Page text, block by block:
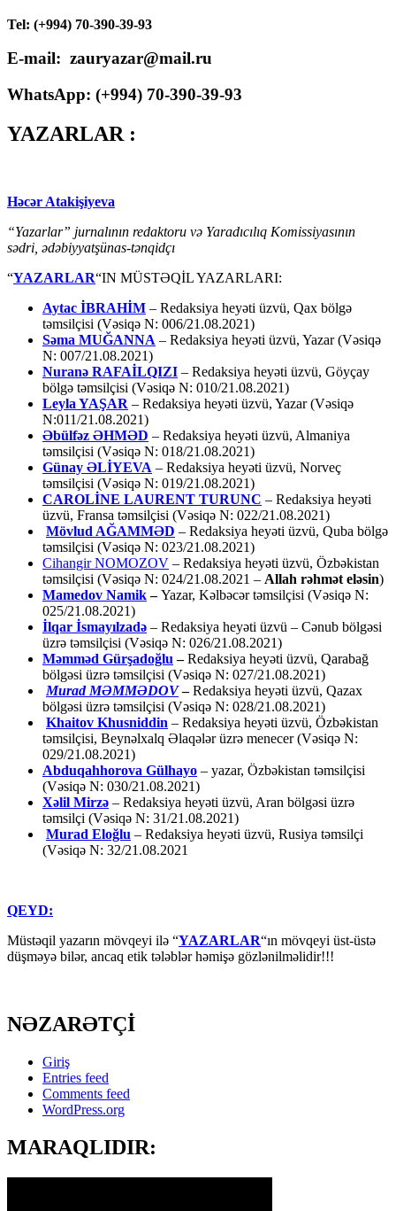
Tel: (+994) 70-390-39-93
E-mail: zauryazar@mail.ru
WhatsApp: (+994) 70-390-39-93
YAZARLAR :
Həcər Atakişiyeva
“Yazarlar” jurnalının redaktoru və Yaradıcılıq Komissiyasının
sədri, ədəbiyyatşünas-tənqidçı
“YAZARLAR“IN MÜSTƏQİL YAZARLARI:
Aytac İBRAHİM – Redaksiya heyəti üzvü, Qax bölgə
təmsilçisi (Vəsiqə N: 006/21.08.2021)
Səma MUĞANNA – Redaksiya heyəti üzvü, Yazar (Vəsiqə
N: 007/21.08.2021)
Nuranə RAFAİLQIZI – Redaksiya heyəti üzvü, Göyçay
bölgə təmsilçisi (Vəsiqə N: 010/21.08.2021)
Leyla YAŞAR – Redaksiya heyəti üzvü, Yazar (Vəsiqə
N:011/21.08.2021)
Əbülfəz ƏHMƏD – Redaksiya heyəti üzvü, Almaniya
təmsilçisi (Vəsiqə N: 018/21.08.2021)
Günay ƏLİYEVA – Redaksiya heyəti üzvü, Norveç
təmsilçisi (Vəsiqə N: 019/21.08.2021)
CAROLİNE LAURENT TURUNC – Redaksiya heyəti
üzvü, Fransa təmsilçisi (Vəsiqə N: 022/21.08.2021)
Mövlud AĞAMMƏD – Redaksiya heyəti üzvü, Quba bölgə
təmsilçisi (Vəsiqə N: 023/21.08.2021)
Cihangir NOMOZOV – Redaksiya heyəti üzvü, Özbəkistan
təmsilçisi (Vəsiqə N: 024/21.08.2021 – Allah rəhmət eləsin)
Mamedov Namik–Yazar, Kəlbəcər təmsilçisi (Vəsiqə N:
025/21.08.2021)
İlqar İsmayılzadə – Redaksiya heyəti üzvü – Cənub bölgəsi
üzrə təmsilçisi (Vəsiqə N: 026/21.08.2021)
Məmməd Gürşadoğlu –Redaksiya heyəti üzvü, Qarabağ
bölgəsi üzrə təmsilçisi (Vəsiqə N: 027/21.08.2021)
Murad MƏMMƏDOV –Redaksiya heyəti üzvü, Qazax
bölgəsi üzrə təmsilçisi (Vəsiqə N: 028/21.08.2021)
Khaitov Khusniddin – Redaksiya heyəti üzvü, Özbəkistan
təmsilçisi, Beynəlxalq Əlaqələr üzrə menecer (Vəsiqə N:
029/21.08.2021)
Abduqahhorova Gülhayo – yazar, Özbəkistan təmsilçisi
(Vəsiqə N: 030/21.08.2021)
Xəlil Mirzə – Redaksiya heyəti üzvü, Aran bölgəsi üzrə
təmsilçi (Vəsiqə N: 31/21.08.2021)
Murad Eloğlu – Redaksiya heyəti üzvü, Rusiya təmsilçi
(Vəsiqə N: 32/21.08.2021
QEYD:
Müstəqil yazarın mövqeyi ilə “YAZARLAR“ın mövqeyi üst-üstə
düşməyə bilər, ancaq etik tələblər həmişə gözlənilməlidir!!!
NƏZARƏTÇİ
Giriş
Entries feed
Comments feed
WordPress.org
MARAQLIDIR: